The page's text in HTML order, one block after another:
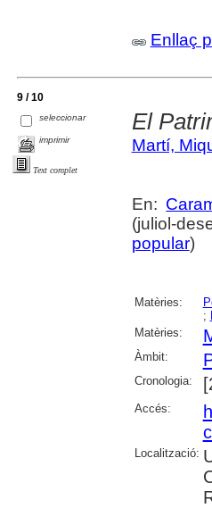
Enllaç
9 / 10
seleccionar
imprimir
Text complet
El
Martí,
En:
(juliol-
popular)
Matèries:
;
Matèries:
Àmbit:
Cronologia:
Accés:
Localització: